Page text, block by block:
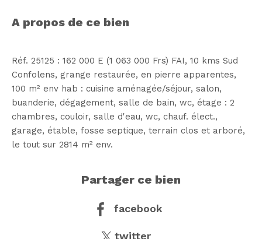
a propos de ce bien
Réf. 25125 : 162 000 E (1 063 000 Frs) FAI, 10 kms Sud
Confolens, grange restaurée, en pierre apparentes,
100 m² env hab : cuisine aménagée/séjour, salon,
buanderie, dégagement, salle de bain, wc, étage : 2
chambres, couloir, salle d'eau, wc, chauf. élect.,
garage, étable, fosse septique, terrain clos et arboré,
partager ce bien
facebook
twitter